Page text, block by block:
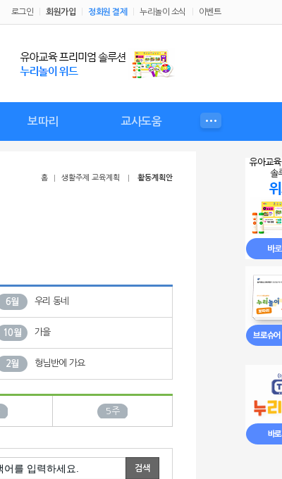
로그인 회원가입 정회원 결제 누리놀이 소식 이벤트
보따리 교사도움
홈 생활주제 교육계획 활동계획안
6월 우리 동네
10월 가을
2월 형님반에 가요
5주